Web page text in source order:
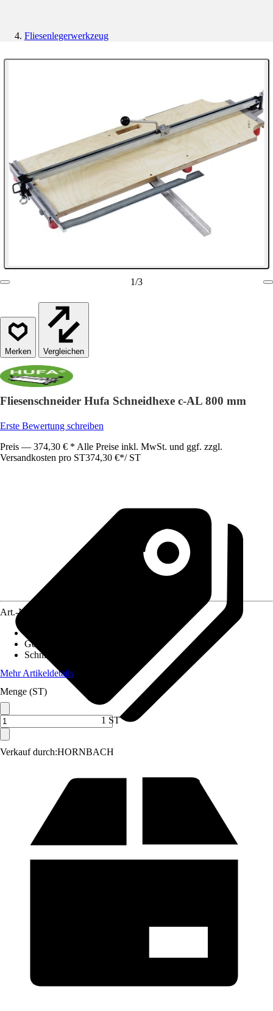
Fliesenlegerwerkzeug
1/3
Vergleichen
Fliesenschneider Hufa Schneidhexe c-AL 800 mm
Erste Bewertung schreiben
Preis — 374,30 € * Alle Preise inkl. MwSt. und ggf. zzgl.
Versandkosten pro ST374,30 €*/ ST
Verkauf durch:HORNBACH
Art.-Nr.
Gewicht
Schnittlänge
Mehr Artikeldetails
Menge (ST)
1 ST